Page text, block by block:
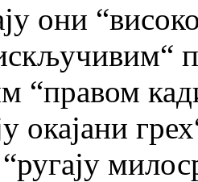
они
“правом
окајани